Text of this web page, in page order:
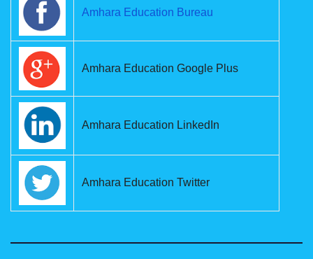
Amhara Education Bureau
Amhara Education Google Plus
Amhara Education LinkedIn
Amhara Education Twitter